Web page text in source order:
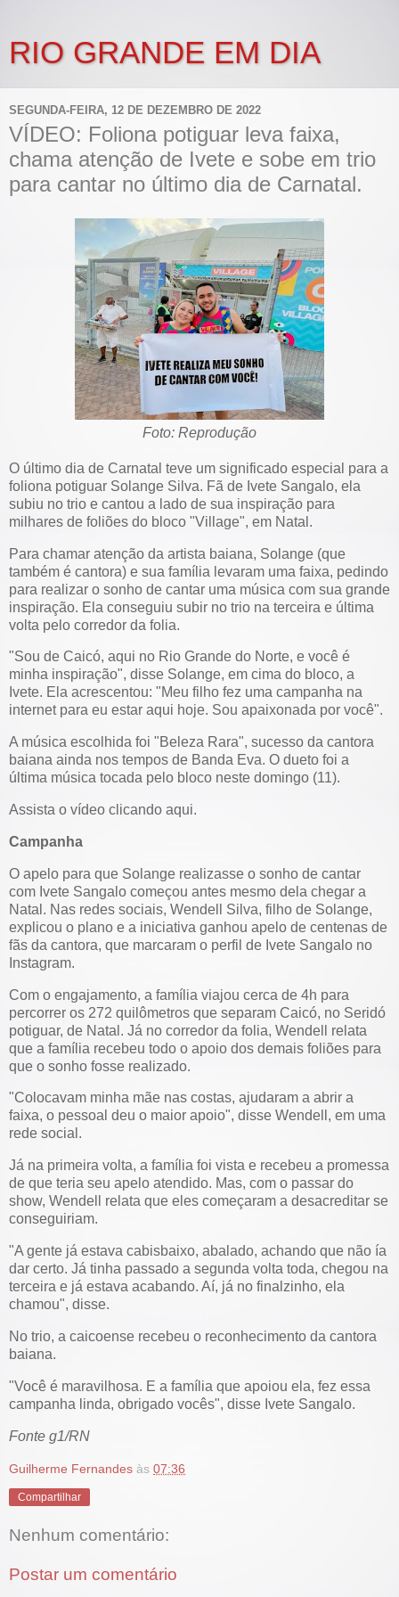
RIO GRANDE EM DIA
SEGUNDA-FEIRA, 12 DE DEZEMBRO DE 2022
VÍDEO: Foliona potiguar leva faixa,
chama atenção de Ivete e sobe em trio
para cantar no último dia de Carnatal.
Foto: Reprodução
O último dia de Carnatal teve um significado especial para a
foliona potiguar Solange Silva. Fã de Ivete Sangalo, ela
subiu no trio e cantou a lado de sua inspiração para
milhares de foliões do bloco "Village", em Natal.
Para chamar atenção da artista baiana, Solange (que
também é cantora) e sua família levaram uma faixa, pedindo
para realizar o sonho de cantar uma música com sua grande
inspiração. Ela conseguiu subir no trio na terceira e última
volta pelo corredor da folia.
"Sou de Caicó, aqui no Rio Grande do Norte, e você é
minha inspiração", disse Solange, em cima do bloco, a
Ivete. Ela acrescentou: "Meu filho fez uma campanha na
internet para eu estar aqui hoje. Sou apaixonada por você".
A música escolhida foi "Beleza Rara", sucesso da cantora
baiana ainda nos tempos de Banda Eva. O dueto foi a
última música tocada pelo bloco neste domingo (11).
Assista o vídeo clicando aqui.
Campanha
O apelo para que Solange realizasse o sonho de cantar
com Ivete Sangalo começou antes mesmo dela chegar a
Natal. Nas redes sociais, Wendell Silva, filho de Solange,
explicou o plano e a iniciativa ganhou apelo de centenas de
fãs da cantora, que marcaram o perfil de Ivete Sangalo no
Instagram.
Com o engajamento, a família viajou cerca de 4h para
percorrer os 272 quilômetros que separam Caicó, no Seridó
potiguar, de Natal. Já no corredor da folia, Wendell relata
que a família recebeu todo o apoio dos demais foliões para
que o sonho fosse realizado.
"Colocavam minha mãe nas costas, ajudaram a abrir a
faixa, o pessoal deu o maior apoio", disse Wendell, em uma
rede social.
Já na primeira volta, a família foi vista e recebeu a promessa
de que teria seu apelo atendido. Mas, com o passar do
show, Wendell relata que eles começaram a desacreditar se
conseguiriam.
"A gente já estava cabisbaixo, abalado, achando que não ía
dar certo. Já tinha passado a segunda volta toda, chegou na
terceira e já estava acabando. Aí, já no finalzinho, ela
chamou", disse.
No trio, a caicoense recebeu o reconhecimento da cantora
baiana.
"Você é maravilhosa. E a família que apoiou ela, fez essa
campanha linda, obrigado vocês", disse Ivete Sangalo.
Fonte g1/RN
Guilherme Fernandes às 07:36
Compartilhar
Nenhum comentário:
Postar um comentário